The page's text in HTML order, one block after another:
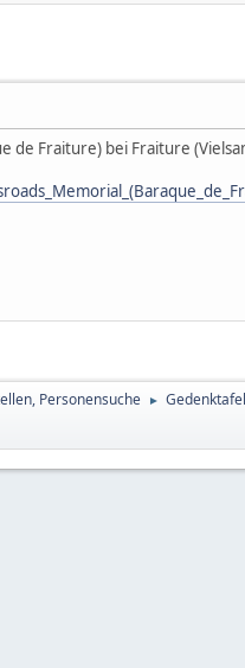
de Fraiture) bei Fraiture
Personensuche ►